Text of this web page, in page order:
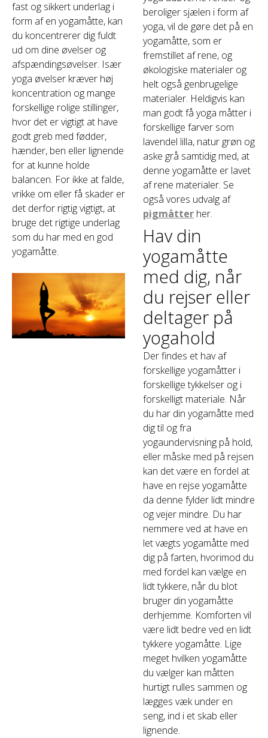
fast og sikkert underlag i
form af en yogamåtte, kan
du koncentrerer dig fuldt
ud om dine øvelser og
afspændingsøvelser. Især
yoga øvelser kræver høj
koncentration og mange
forskellige rolige stillinger,
hvor det er vigtigt at have
godt greb med fødder,
hænder, ben eller lignende
for at kunne holde
balancen. For ikke at falde,
vrikke om eller få skader er
det derfor rigtig vigtigt, at
bruge det rigtige underlag
som du har med en god
yogamåtte.
beroliger sjælen i form af
yoga, vil de gøre det på en
yogamåtte, som er
fremstillet af rene, og
økologiske materialer og
helt også genbrugelige
materialer. Heldigvis kan
man godt få yoga måtter i
forskellige farver som
lavendel lilla, natur grøn og
aske grå samtidig med, at
denne yogamåtte er lavet
af rene materialer. Se
også vores udvalg af
pigmåtter her.
Hav din
yogamåtte
med dig, når
du rejser eller
deltager på
yogahold
Der findes et hav af
forskellige yogamåtter i
forskellige tykkelser og i
forskelligt materiale. Når
du har din yogamåtte med
dig til og fra
yogaundervisning på hold,
eller måske med på rejsen
kan det være en fordel at
have en rejse yogamåtte
da denne fylder lidt mindre
og vejer mindre. Du har
nemmere ved at have en
let vægts yogamåtte med
dig på farten, hvorimod du
med fordel kan vælge en
lidt tykkere, når du blot
bruger din yogamåtte
derhjemme. Komforten vil
være lidt bedre ved en lidt
tykkere yogamåtte. Lige
meget hvilken yogamåtte
du vælger kan måtten
hurtigt rulles sammen og
lægges væk under en
seng, ind i et skab eller
lignende.